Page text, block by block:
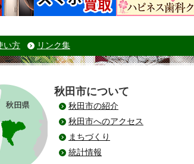
い方 リンク集
秋田市について
秋田市の紹介
秋田市へのアクセス
まちづくり
統計情報